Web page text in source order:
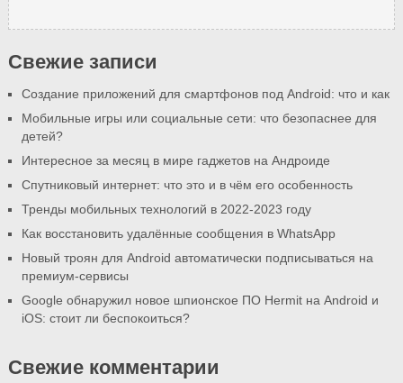
Свежие записи
Создание приложений для смартфонов под Android: что и как
Мобильные игры или социальные сети: что безопаснее для
детей?
Интересное за месяц в мире гаджетов на Андроиде
Спутниковый интернет: что это и в чём его особенность
Тренды мобильных технологий в 2022-2023 году
Как восстановить удалённые сообщения в WhatsApp
Новый троян для Android автоматически подписываться на
премиум-сервисы
Google обнаружил новое шпионское ПО Hermit на Android и
iOS: стоит ли беспокоиться?
Свежие комментарии